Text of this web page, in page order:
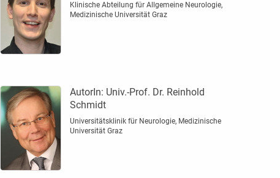
Klinische Abteilung für Allgemeine Neurologie,
Medizinische Universität Graz
AutorIn: Univ.-Prof. Dr. Reinhold
Schmidt
Universitätsklinik für Neurologie, Medizinische
Universität Graz